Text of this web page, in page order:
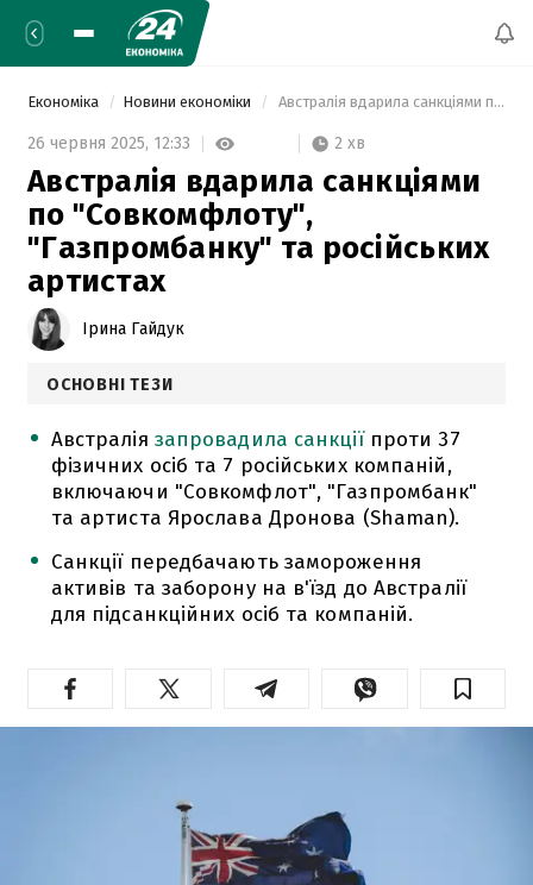
Економіка Новини економіки Австралія вдарила санкціями по "Совкомфлоту", "Газпромбанку" та російських артистах
26 червня 2025, 12:33 2 хв
Австралія вдарила санкціями
по "Совкомфлоту",
"Газпромбанку" та російських
артистах
Ірина Гайдук
ОСНОВНІ ТЕЗИ
Австралія запровадила санкціїпроти 37
фізичних осіб та 7 російських компаній,
включаючи "Совкомфлот", "Газпромбанк"
та артиста Ярослава Дронова (Shaman).
Санкції передбачають замороження
активів та заборону на в'їзд до Австралії
для підсанкційних осіб та компаній.